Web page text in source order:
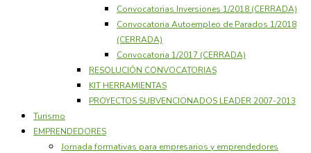
Convocatorias Inversiones 1/2018 (CERRADA)
Convocatoria Autoempleo de Parados 1/2018
(CERRADA)
Convocatoria 1/2017 (CERRADA)
RESOLUCIÓN CONVOCATORIAS
KIT HERRAMIENTAS
PROYECTOS SUBVENCIONADOS LEADER 2007-2013
Turismo
EMPRENDEDORES
Jornada formativas para empresarios y emprendedores